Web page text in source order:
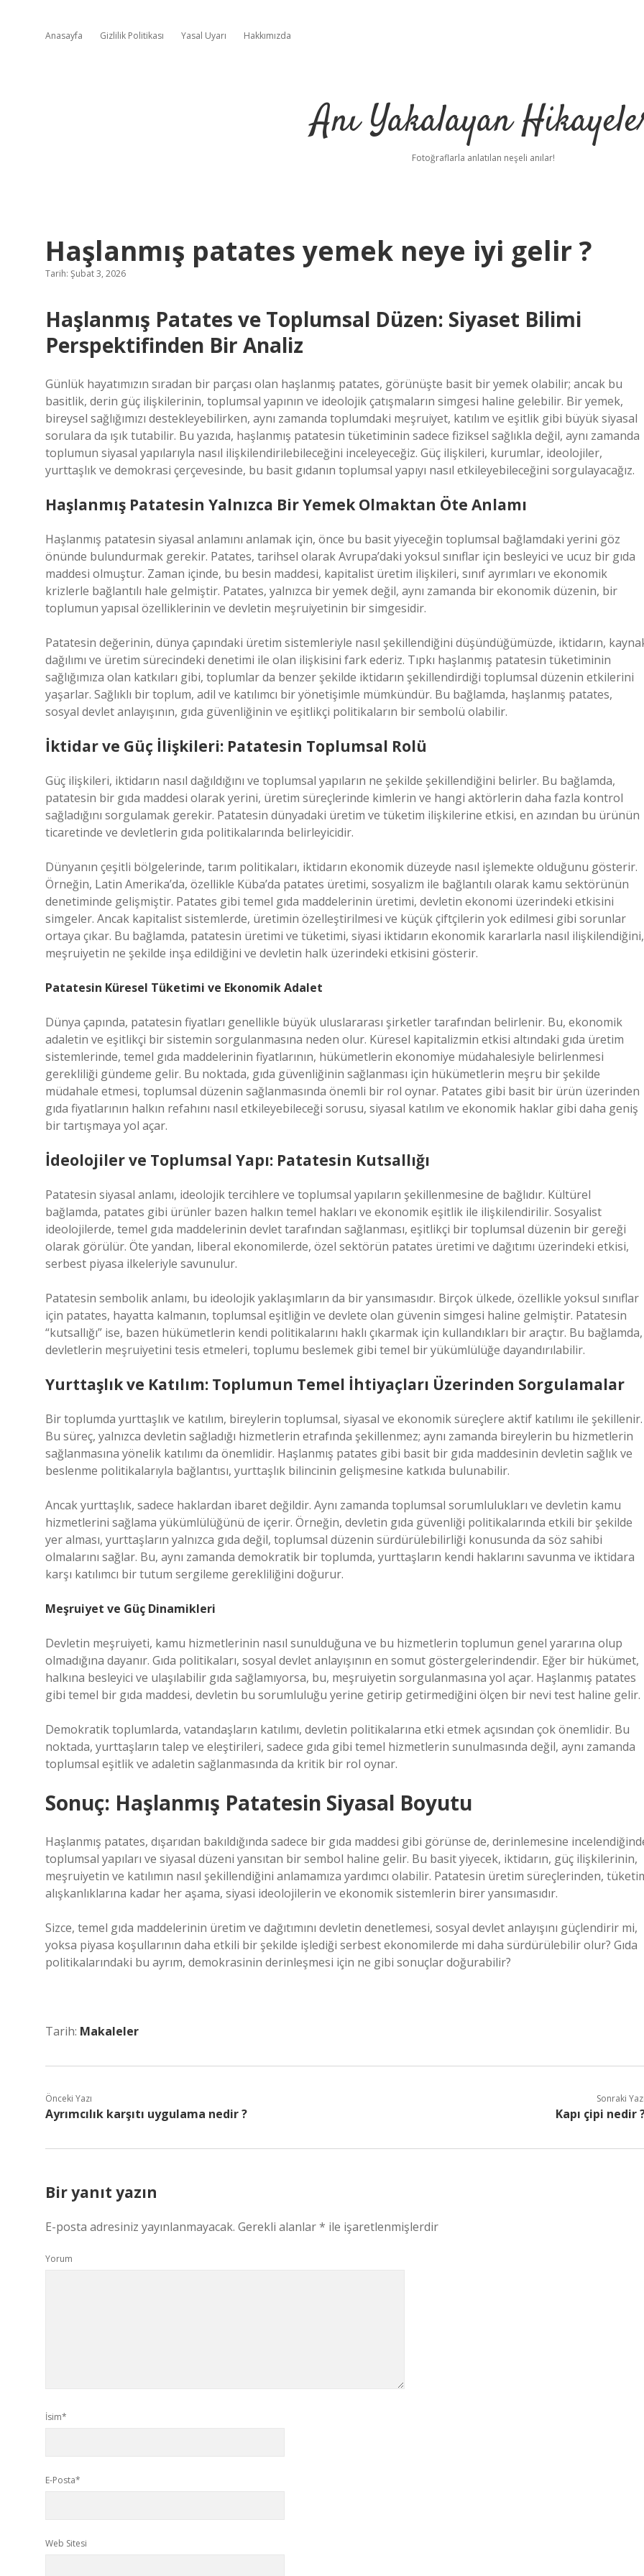
Anasayfa Gizlilik Politikası Yasal Uyarı Hakkımızda
Anı Yakalayan
Fotoğraflarla anlatılan neşeli anılar!
Haşlanmış patates yemek neye iyi gelir ?
Tarih: Şubat 3, 2026
Haşlanmış Patates ve Toplumsal Düzen: Siyaset Bilimi
Perspektifinden Bir Analiz
Günlük hayatımızın sıradan bir parçası olan haşlanmış patates, görünüşte basit bir yemek olabilir; ancak bu
basitlik, derin güç ilişkilerinin, toplumsal yapının ve ideolojik çatışmaların simgesi haline gelebilir. Bir yemek,
bireysel sağlığımızı destekleyebilirken, aynı zamanda toplumdaki meşruiyet, katılım ve eşitlik gibi büyük siyasal
sorulara da ışık tutabilir. Bu yazıda, haşlanmış patatesin tüketiminin sadece fiziksel sağlıkla değil, aynı zamanda
toplumun siyasal yapılarıyla nasıl ilişkilendirilebileceğini inceleyeceğiz. Güç ilişkileri, kurumlar, ideolojiler,
yurttaşlık ve demokrasi çerçevesinde, bu basit gıdanın toplumsal yapıyı nasıl etkileyebileceğini sorgulayacağız.
Haşlanmış Patatesin Yalnızca Bir Yemek Olmaktan Öte Anlamı
Haşlanmış patatesin siyasal anlamını anlamak için, önce bu basit yiyeceğin toplumsal bağlamdaki yerini göz
önünde bulundurmak gerekir. Patates, tarihsel olarak Avrupa’daki yoksul sınıflar için besleyici ve ucuz bir gıda
maddesi olmuştur. Zaman içinde, bu besin maddesi, kapitalist üretim ilişkileri, sınıf ayrımları ve ekonomik
krizlerle bağlantılı hale gelmiştir. Patates, yalnızca bir yemek değil, aynı zamanda bir ekonomik düzenin, bir
toplumun yapısal özelliklerinin ve devletin meşruiyetinin bir simgesidir.
Patatesin değerinin, dünya çapındaki üretim sistemleriyle nasıl şekillendiğini düşündüğümüzde, iktidarın,
dağılımı ve üretim sürecindeki denetimi ile olan ilişkisini fark ederiz. Tıpkı haşlanmış patatesin tüketiminin
sağlığımıza olan katkıları gibi, toplumlar da benzer şekilde iktidarın şekillendirdiği toplumsal düzenin etkilerini
yaşarlar. Sağlıklı bir toplum, adil ve katılımcı bir yönetişimle mümkündür. Bu bağlamda, haşlanmış patates,
sosyal devlet anlayışının, gıda güvenliğinin ve eşitlikçi politikaların bir sembolü olabilir.
İktidar ve Güç İlişkileri: Patatesin Toplumsal Rolü
Güç ilişkileri, iktidarın nasıl dağıldığını ve toplumsal yapıların ne şekilde şekillendiğini belirler. Bu bağlamda,
patatesin bir gıda maddesi olarak yerini, üretim süreçlerinde kimlerin ve hangi aktörlerin daha fazla kontrol
sağladığını sorgulamak gerekir. Patatesin dünyadaki üretim ve tüketim ilişkilerine etkisi, en azından bu ürünün
ticaretinde ve devletlerin gıda politikalarında belirleyicidir.
Dünyanın çeşitli bölgelerinde, tarım politikaları, iktidarın ekonomik düzeyde nasıl işlemekte olduğunu gösterir.
Örneğin, Latin Amerika’da, özellikle Küba’da patates üretimi, sosyalizm ile bağlantılı olarak kamu sektörünün
denetiminde gelişmiştir. Patates gibi temel gıda maddelerinin üretimi, devletin ekonomi üzerindeki etkisini
simgeler. Ancak kapitalist sistemlerde, üretimin özelleştirilmesi ve küçük çiftçilerin yok edilmesi gibi sorunlar
ortaya çıkar. Bu bağlamda, patatesin üretimi ve tüketimi, siyasi iktidarın ekonomik kararlarla nasıl ilişkilendiğini,
meşruiyetin ne şekilde inşa edildiğini ve devletin halk üzerindeki etkisini gösterir.
Patatesin Küresel Tüketimi ve Ekonomik Adalet
Dünya çapında, patatesin fiyatları genellikle büyük uluslararası şirketler tarafından belirlenir. Bu, ekonomik
adaletin ve eşitlikçi bir sistemin sorgulanmasına neden olur. Küresel kapitalizmin etkisi altındaki gıda üretim
sistemlerinde, temel gıda maddelerinin fiyatlarının, hükümetlerin ekonomiye müdahalesiyle belirlenmesi
gerekliliği gündeme gelir. Bu noktada, gıda güvenliğinin sağlanması için hükümetlerin meşru bir şekilde
müdahale etmesi, toplumsal düzenin sağlanmasında önemli bir rol oynar. Patates gibi basit bir ürün üzerinden
gıda fiyatlarının halkın refahını nasıl etkileyebileceği sorusu, siyasal katılım ve ekonomik haklar gibi daha geniş
bir tartışmaya yol açar.
İdeolojiler ve Toplumsal Yapı: Patatesin Kutsallığı
Patatesin siyasal anlamı, ideolojik tercihlere ve toplumsal yapıların şekillenmesine de bağlıdır. Kültürel
bağlamda, patates gibi ürünler bazen halkın temel hakları ve ekonomik eşitlik ile ilişkilendirilir. Sosyalist
ideolojilerde, temel gıda maddelerinin devlet tarafından sağlanması, eşitlikçi bir toplumsal düzenin bir gereği
olarak görülür. Öte yandan, liberal ekonomilerde, özel sektörün patates üretimi ve dağıtımı üzerindeki etkisi,
serbest piyasa ilkeleriyle savunulur.
Patatesin sembolik anlamı, bu ideolojik yaklaşımların da bir yansımasıdır. Birçok ülkede, özellikle yoksul sınıflar
için patates, hayatta kalmanın, toplumsal eşitliğin ve devlete olan güvenin simgesi haline gelmiştir. Patatesin
“kutsallığı” ise, bazen hükümetlerin kendi politikalarını haklı çıkarmak için kullandıkları bir araçtır. Bu bağlamda,
devletlerin meşruiyetini tesis etmeleri, toplumu beslemek gibi temel bir yükümlülüğe dayandırılabilir.
Yurttaşlık ve Katılım: Toplumun Temel İhtiyaçları Üzerinden Sorgulamalar
Bir toplumda yurttaşlık ve katılım, bireylerin toplumsal, siyasal ve ekonomik süreçlere aktif katılımı ile şekillenir.
Bu süreç, yalnızca devletin sağladığı hizmetlerin etrafında şekillenmez; aynı zamanda bireylerin bu hizmetlerin
sağlanmasına yönelik katılımı da önemlidir. Haşlanmış patates gibi basit bir gıda maddesinin devletin sağlık ve
beslenme politikalarıyla bağlantısı, yurttaşlık bilincinin gelişmesine katkıda bulunabilir.
Ancak yurttaşlık, sadece haklardan ibaret değildir. Aynı zamanda toplumsal sorumlulukları ve devletin kamu
hizmetlerini sağlama yükümlülüğünü de içerir. Örneğin, devletin gıda güvenliği politikalarında etkili bir şekilde
yer alması, yurttaşların yalnızca gıda değil, toplumsal düzenin sürdürülebilirliği konusunda da söz sahibi
olmalarını sağlar. Bu, aynı zamanda demokratik bir toplumda, yurttaşların kendi haklarını savunma ve iktidara
karşı katılımcı bir tutum sergileme gerekliliğini doğurur.
Meşruiyet ve Güç Dinamikleri
Devletin meşruiyeti, kamu hizmetlerinin nasıl sunulduğuna ve bu hizmetlerin toplumun genel yararına olup
olmadığına dayanır. Gıda politikaları, sosyal devlet anlayışının en somut göstergelerindendir. Eğer bir hükümet,
halkına besleyici ve ulaşılabilir gıda sağlamıyorsa, bu, meşruiyetin sorgulanmasına yol açar. Haşlanmış patates
gibi temel bir gıda maddesi, devletin bu sorumluluğu yerine getirip getirmediğini ölçen bir nevi test haline gelir.
Demokratik toplumlarda, vatandaşların katılımı, devletin politikalarına etki etmek açısından çok önemlidir. Bu
noktada, yurttaşların talep ve eleştirileri, sadece gıda gibi temel hizmetlerin sunulmasında değil, aynı zamanda
toplumsal eşitlik ve adaletin sağlanmasında da kritik bir rol oynar.
Sonuç: Haşlanmış Patatesin Siyasal Boyutu
Haşlanmış patates, dışarıdan bakıldığında sadece bir gıda maddesi gibi görünse de, derinlemesine
toplumsal yapıları ve siyasal düzeni yansıtan bir sembol haline gelir. Bu basit yiyecek, iktidarın, güç ilişkilerinin,
meşruiyetin ve katılımın nasıl şekillendiğini anlamamıza yardımcı olabilir. Patatesin üretim süreçlerinden,
alışkanlıklarına kadar her aşama, siyasi ideolojilerin ve ekonomik sistemlerin birer yansımasıdır.
Sizce, temel gıda maddelerinin üretim ve dağıtımını devletin denetlemesi, sosyal devlet anlayışını güçlendirir mi,
yoksa piyasa koşullarının daha etkili bir şekilde işlediği serbest ekonomilerde mi daha sürdürülebilir olur? Gıda
politikalarındaki bu ayrım, demokrasinin derinleşmesi için ne gibi sonuçlar doğurabilir?
Tarih: Makaleler
Önceki Yazı
Ayrımcılık karşıtı uygulama nedir ?
Sonraki
Kapı çipi nedir
Bir yanıt yazın
E-posta adresiniz yayınlanmayacak. Gerekli alanlar* ile işaretlenmişlerdir
Yorum
İsim*
E-Posta*
Web Sitesi